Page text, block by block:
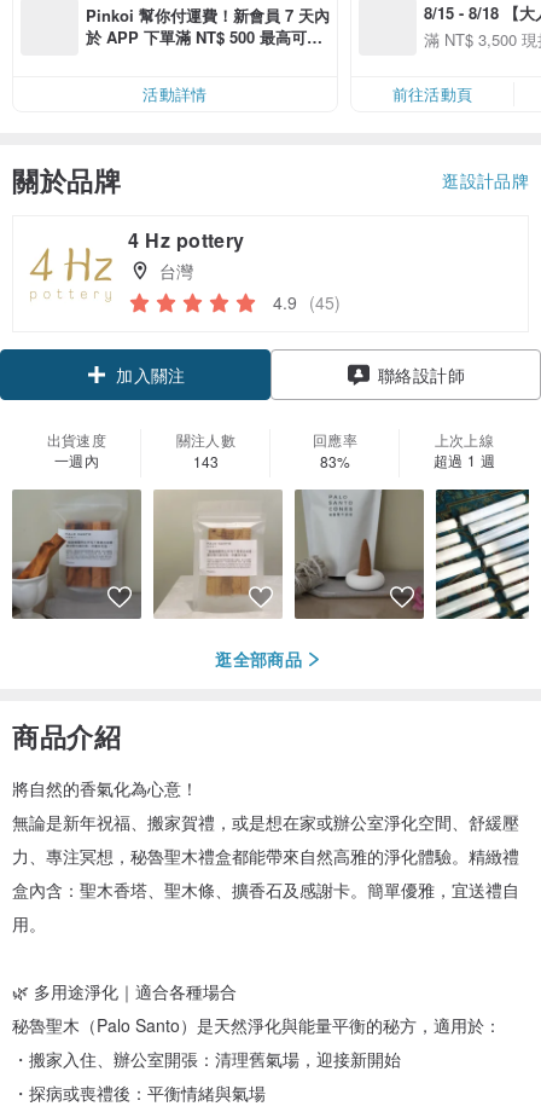
Pinkoi 幫你付運費！新會員 7 天內
於 APP 下單滿 NT$ 500 最高可折
活動詳情
8/15 - 8/18 【大
季】滿
滿 NT$ 3,500
前往活動頁
關於品牌 逛設計品牌
4 Hz pottery
台灣
4.9 (45)
加入關注 聯絡設計師
出貨速度
一週內
關注人數
143
回應率
83%
上次上線
超過 1 週
逛全部商品
商品介紹
將自然的香氣化為心意！
無論是新年祝福、搬家賀禮，或是想在家或辦公室淨化空間、舒緩壓
力、專注冥想，秘魯聖木禮盒都能帶來自然高雅的淨化體驗。精緻禮
盒內含：聖木香塔、聖木條、擴香石及感謝卡。簡單優雅，宜送禮自
用。
🌿 多用途淨化｜適合各種場合
秘魯聖木（Palo Santo）是天然淨化與能量平衡的秘方，適用於：
・搬家入住、辦公室開張：清理舊氣場，迎接新開始
・探病或喪禮後：平衡情緒與氣場